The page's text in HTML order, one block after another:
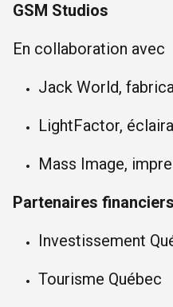
GSM Studios
En collaboration avec
Jack World,
LightFactor,
Mass Image,
Partenaires financiers
Investissement
Tourisme Québec